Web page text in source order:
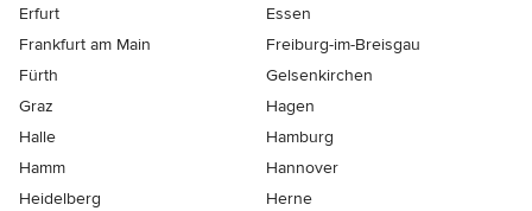
Erfurt
Essen
Frankfurt am Main
Freiburg-im-Breisgau
Fürth
Gelsenkirchen
Graz
Hagen
Halle
Hamburg
Hamm
Hannover
Heidelberg
Herne